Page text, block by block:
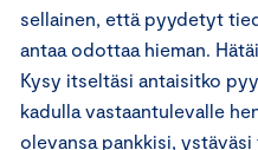
sellainen, että pyydetyt
antaa odottaa hieman.
Kysy itseltäsi antaisitko
kadulla vastaantulevalle
olevansa pankkisi,